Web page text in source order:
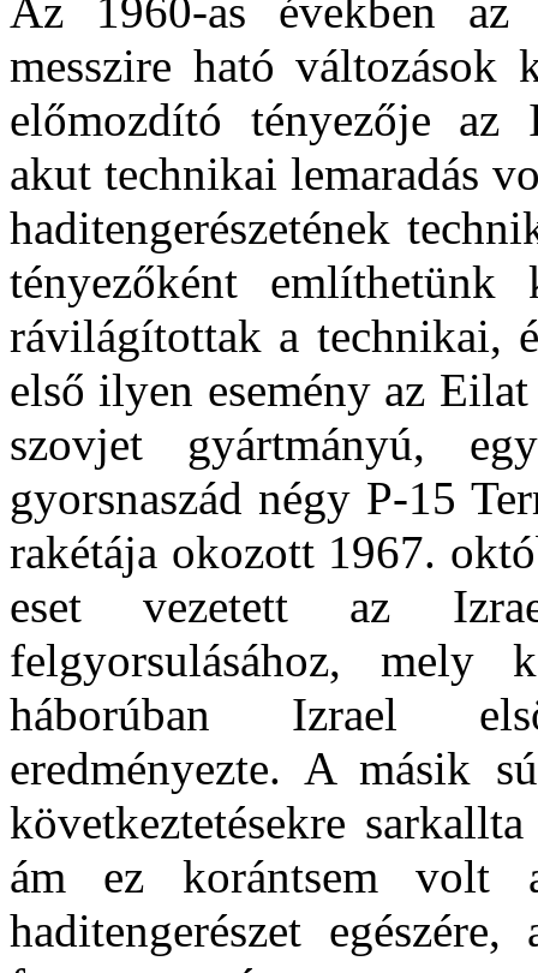
Az 1960-as években az
messzire ható változások
előmozdító tényezője az
akut technikai lemaradás
haditengerészetének
tényezőként említhetünk
rávilágítottak a technikai,
első ilyen esemény az
szovjet gyártmányú,
gyorsnaszád négy P-15
rakétája okozott 1967.
eset vezetett az
felgyorsulásához,
háborúban Izrael
eredményezte. A másik
következtetésekre
ám ez korántsem volt
haditengerészet